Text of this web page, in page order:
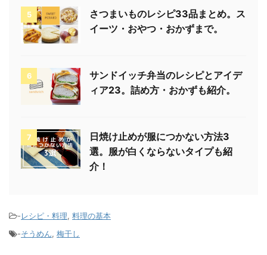
5
さつまいものレシピ33品まとめ。ス
イーツ・おやつ・おかずまで。
6
サンドイッチ弁当のレシピとアイデ
ィア23。詰め方・おかずも紹介。
7
日焼け止めが服につかない方法3
選。服が白くならないタイプも紹
介！
-レシピ・料理, 料理の基本
-そうめん, 梅干し